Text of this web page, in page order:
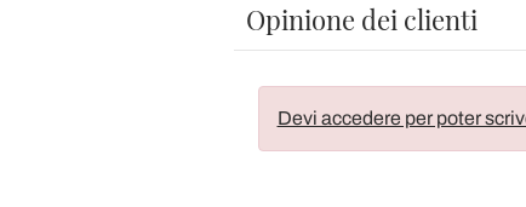
Opinione dei clienti
Devi accedere per poter